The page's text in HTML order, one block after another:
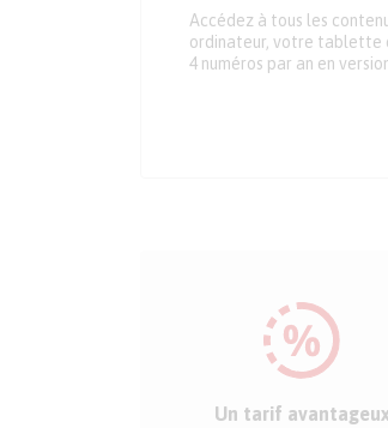
Accédez à tous les
ordinateur, votre tablette
4 numéros par an en
Un tarif avantageux